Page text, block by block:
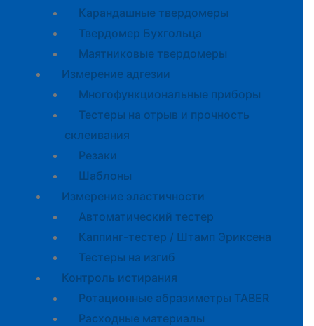
Карандашные твердомеры
Твердомер Бухгольца
Маятниковые твердомеры
Измерение адгезии
Многофункциональные приборы
Тестеры на отрыв и прочность
склеивания
Резаки
Шаблоны
Измерение эластичности
Автоматический тестер
Каппинг-тестер / Штамп Эриксена
Тестеры на изгиб
Контроль истирания
Ротационные абразиметры TABER
Расходные материалы